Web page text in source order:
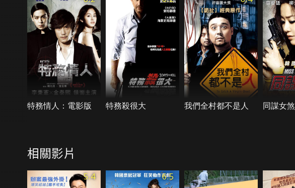
特務情人：電影版 特務殺很大 我們全村都不是人 同謀女煞
相關影片
5.4 6.5